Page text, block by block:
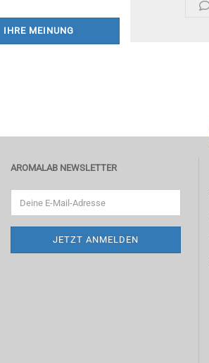
IHRE MEINUNG
AROMALAB NEWSLETTER